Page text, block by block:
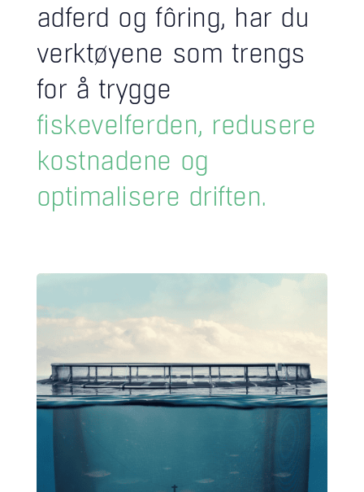
adferd og fôring, har du
verktøyene som trengs
for å trygge
fiskevelferden, redusere
kostnadene og
optimalisere driften.